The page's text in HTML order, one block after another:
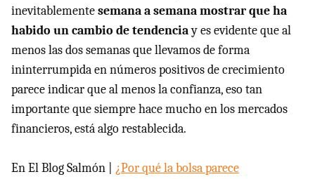
inevitablementesemana a semana mostrar que ha
habido un cambio de tendenciay es evidente que al
menos las dos semanas que llevamos de forma
ininterrumpida en números positivos de crecimiento
parece indicar que al menos la confianza, eso tan
importante que siempre hace mucho en los mercados
financieros, está algo restablecida.
En El Blog Salmón | ¿Por qué la bolsa parece